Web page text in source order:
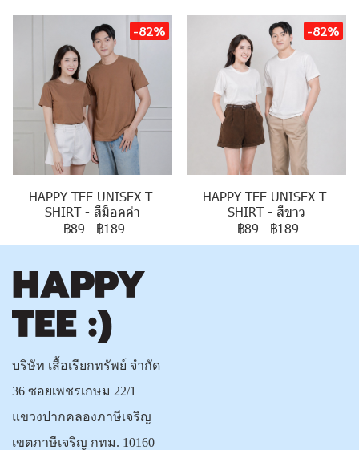
-82%
HAPPY TEE UNISEX T-
SHIRT - สีม็อคค่า
฿89 - ฿189
-82%
HAPPY TEE UNISEX T-
SHIRT - สีขาว
฿89 - ฿189
บริษัท เสื้อเรียกทรัพย์ จำกัด
36 ซอยเพชรเกษม 22/1
แขวงปากคลองภาษีเจริญ
เขตภาษีเจริญ กทม. 10160